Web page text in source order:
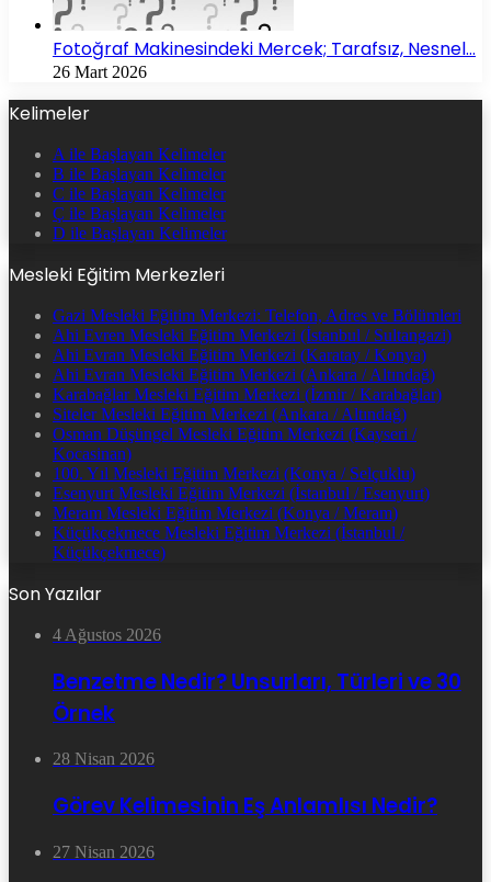
Fotoğraf Makinesindeki Mercek; Tarafsız, Nesnel…
26 Mart 2026
Kelimeler
A ile Başlayan Kelimeler
B ile Başlayan Kelimeler
C ile Başlayan Kelimeler
Ç ile Başlayan Kelimeler
D ile Başlayan Kelimeler
Mesleki Eğitim Merkezleri
Gazi Mesleki Eğitim Merkezi: Telefon, Adres ve Bölümleri
Ahi Evren Mesleki Eğitim Merkezi (İstanbul / Sultangazi)
Ahi Evran Mesleki Eğitim Merkezi (Karatay / Konya)
Ahi Evran Mesleki Eğitim Merkezi (Ankara / Altındağ)
Karabağlar Mesleki Eğitim Merkezi (İzmir / Karabağlar)
Siteler Mesleki Eğitim Merkezi (Ankara / Altındağ)
Osman Düşüngel Mesleki Eğitim Merkezi (Kayseri /
Kocasinan)
100. Yıl Mesleki Eğitim Merkezi (Konya / Selçuklu)
Esenyurt Mesleki Eğitim Merkezi (İstanbul / Esenyurt)
Meram Mesleki Eğitim Merkezi (Konya / Meram)
Küçükçekmece Mesleki Eğitim Merkezi (İstanbul /
Küçükçekmece)
Son Yazılar
4 Ağustos 2026
Benzetme Nedir? Unsurları, Türleri ve 30
Örnek
28 Nisan 2026
Görev Kelimesinin Eş Anlamlısı Nedir?
27 Nisan 2026